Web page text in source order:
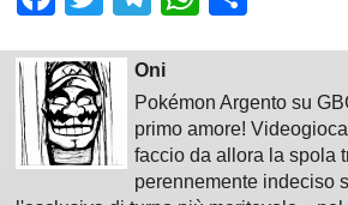
Oni
Pokémon Argento su
primo amore!
faccio da allora la spola
perennemente indeciso